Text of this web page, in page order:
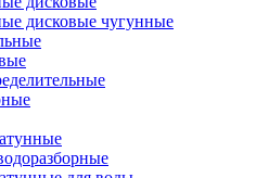
дисковые чугунные